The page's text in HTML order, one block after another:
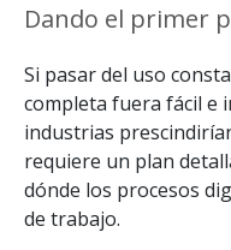
Dando el primer
Si pasar del uso
completa fuera fácil e
industrias
requiere un plan
dónde los procesos
de trabajo.